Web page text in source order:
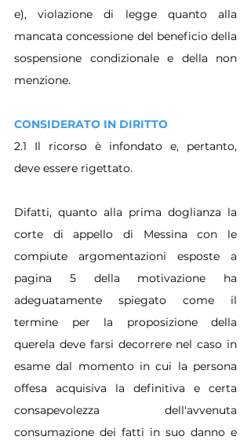
e), violazione di legge quanto alla
mancata concessione del beneficio della
sospensione condizionale e della non
menzione.
CONSIDERATO IN DIRITTO
2.1 Il ricorso è infondato e, pertanto,
deve essere rigettato.
Difatti, quanto alla prima doglianza la
corte di appello di Messina con le
compiute argomentazioni esposte a
pagina 5 della motivazione ha
adeguatamente spiegato come il
termine per la proposizione della
querela deve farsi decorrere nel caso in
esame dal momento in cui la persona
offesa acquisiva la definitiva e certa
consapevolezza dell'avvenuta
consumazione dei fatti in suo danno e